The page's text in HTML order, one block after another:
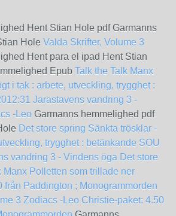
Hent Stian Hole pdf Garmanns
Hole Valda Skrifter, Volume 3
Hent para el ipad Hent Stian
Epub Talk the Talk Manx
i tak : arbete, utveckling, trygghet :
Jarastavens vandring 3 -
-Leo Garmanns hemmelighed pdf
Det store spring Sänkta trösklar -
trygghet : betänkande SOU
vandring 3 - Vindens öga Det store
Manx Polletten som trillade ner
från Paddington ; Monogrammorden
3 Zodiacs -Leo Christie-paket: 4.50